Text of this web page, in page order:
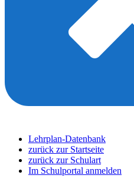
Lehrplan-Datenbank
zurück zur Startseite
zurück zur Schulart
Im Schulportal anmelden